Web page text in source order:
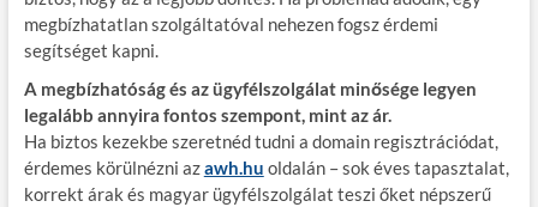
megbízhatatlan szolgáltatóval nehezen fogsz érdemi
segítséget kapni.
A megbízhatóság és az ügyfélszolgálat minősége legyen
legalább annyira fontos szempont, mint az ár.
Ha biztos kezekbe szeretnéd tudni a domain regisztrációdat,
érdemes körülnézni azawh.hu oldalán – sok éves tapasztalat,
korrekt árak és magyar ügyfélszolgálat teszi őket népszerű